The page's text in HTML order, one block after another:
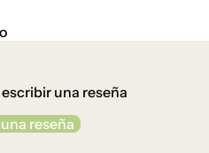
una reseña
reseña